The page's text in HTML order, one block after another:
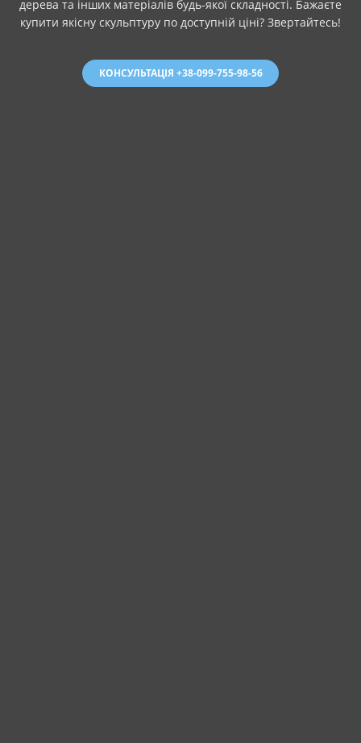
дерева та інших матеріалів будь-якої складності. Бажаєте
купити якісну скульптуру по доступній ціні? Звертайтесь!
КОНСУЛЬТАЦІЯ +38-099-755-98-56